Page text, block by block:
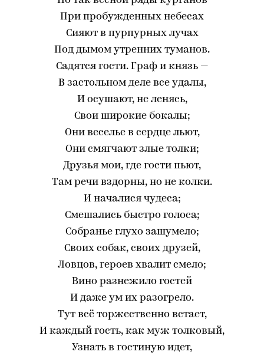
При пробужденных небесах
Сияют в пурпурных лучах
Под дымом утренних туманов.
Садятся гости. Граф и князь —
В застольном деле все удалы,
И осушают, не ленясь,
Свои широкие бокалы;
Они веселье в сердце льют,
Они смягчают злые толки;
Друзья мои, где гости пьют,
Там речи вздорны, но не колки.
И началися чудеса;
Смешались быстро голоса;
Собранье глухо зашумело;
Своих собак, своих друзей,
Ловцов, героев хвалит смело;
Вино разнежило гостей
И даже ум их разогрело.
Тут всё торжественно встает,
И каждый гость, как муж толковый,
Узнать в гостиную идет,